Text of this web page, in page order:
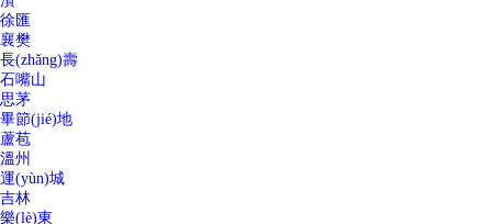
徐匯
襄樊
長(zhǎng)壽
石嘴山
思茅
畢節(jié)地
蘆苞
溫州
運(yùn)城
吉林
樂(lè)東